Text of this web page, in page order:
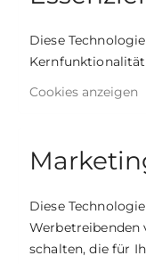
Diese
Cookies anzeigen
Diese
Werbetreibenden
schalten, die für